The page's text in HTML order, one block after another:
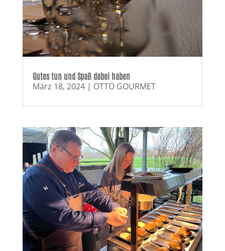
Gutes tun und Spaß dabei haben
März 18, 2024| OTTO GOURMET